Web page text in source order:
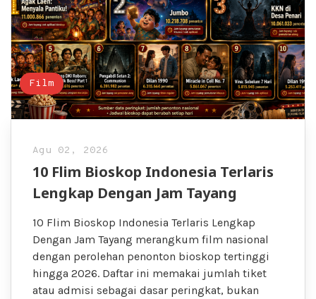
Film
Agu 02, 2026
10 Flim Bioskop Indonesia Terlaris
Lengkap Dengan Jam Tayang
10 Flim Bioskop Indonesia Terlaris Lengkap
Dengan Jam Tayang merangkum film nasional
dengan perolehan penonton bioskop tertinggi
hingga 2026. Daftar ini memakai jumlah tiket
atau admisi sebagai dasar peringkat, bukan